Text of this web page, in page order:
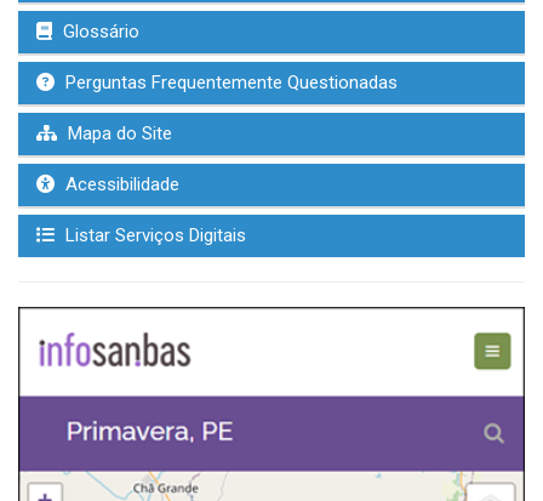
Glossário
Perguntas Frequentemente Questionadas
Mapa do Site
Acessibilidade
Listar Serviços Digitais